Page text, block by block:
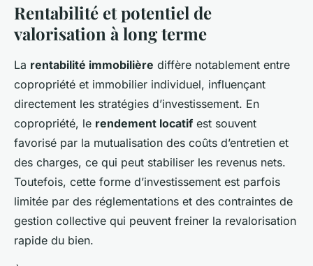
Rentabilité et potentiel de
valorisation à long terme
La rentabilité immobilière diffère notablement entre
copropriété et immobilier individuel, influençant
directement les stratégies d’investissement. En
copropriété, le rendement locatif est souvent
favorisé par la mutualisation des coûts d’entretien et
des charges, ce qui peut stabiliser les revenus nets.
Toutefois, cette forme d’investissement est parfois
limitée par des réglementations et des contraintes de
gestion collective qui peuvent freiner la revalorisation
rapide du bien.